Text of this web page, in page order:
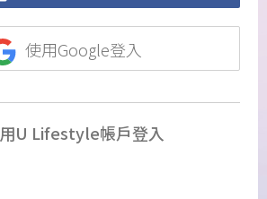
使用Google登入
U Lifestyle帳戶登入